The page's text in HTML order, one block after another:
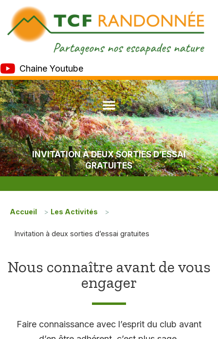
Chaine Youtube
INVITATION À DEUX SORTIES D’ESSAI
GRATUITES
Accueil > Les Activités >
Invitation à deux sorties d’essai gratuites
Nous connaître avant de vous
engager
Faire connaissance avec l’esprit du club avant